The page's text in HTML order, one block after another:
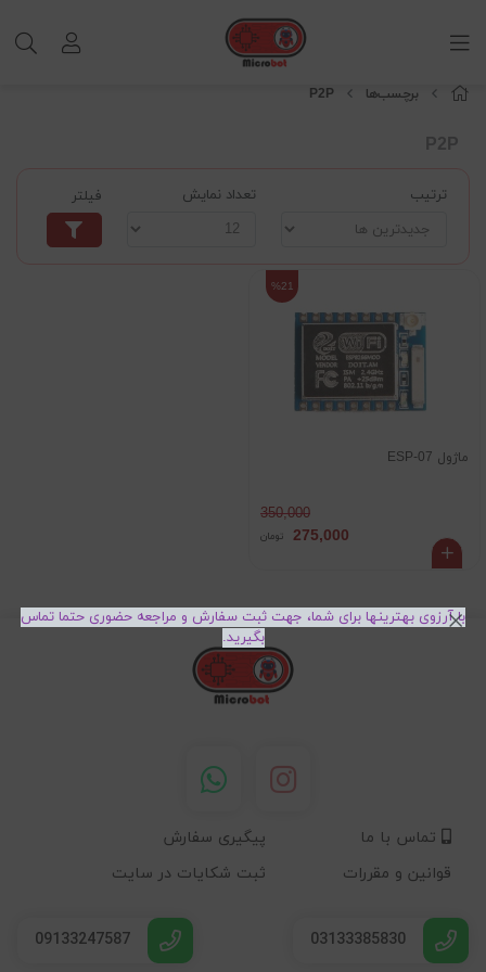
برچسب‌ها P2P
P2P
ترتیب تعداد نمایش فیلتر
ماژول ESP-07
350,000
%21
275,000 تومان
تماس با ما
پیگیری سفارش
قوانین و مقررات
ثبت شکایات در سایت
03133385830
09133247587
با آرزوی بهترینها برای شما، جهت ثبت سفارش و مراجعه حضوری حتما تماس
بگیرید.